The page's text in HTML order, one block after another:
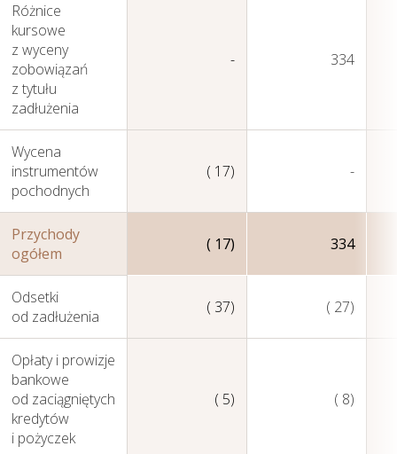
Różnice
kursowe
z wyceny
zobowiązań
z tytułu
zadłużenia
- 334
Wycena
instrumentów
pochodnych
( 17) -
Przychody
ogółem
( 17) 334
Odsetki
od zadłużenia
( 37) ( 27)
Opłaty i prowizje
bankowe
od zaciągniętych
kredytów
i pożyczek
( 5) ( 8)